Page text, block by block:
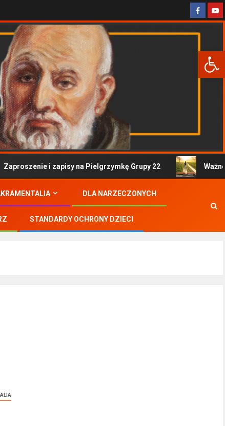
Zaproszenie i zapisy na Pielgrzymkę Grupy 22
DLA NARZECZONYCH
STANDARDY OCHRONY DZIECI